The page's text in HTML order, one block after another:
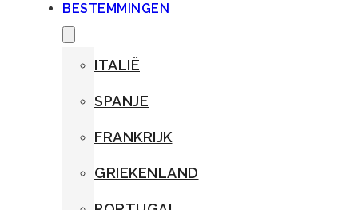
BESTEMMINGEN
ITALIË
SPANJE
FRANKRIJK
GRIEKENLAND